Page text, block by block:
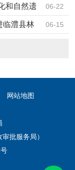
06-22
和自然遗
06-15
临澧县林
网站地图
批服务局）